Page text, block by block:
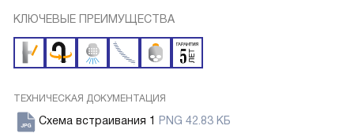
КЛЮЧЕВЫЕ ПРЕИМУЩЕСТВА
ТЕХНИЧЕСКАЯ ДОКУМЕНТАЦИЯ
Схема встраивания 1
PNG 42.83 КБ